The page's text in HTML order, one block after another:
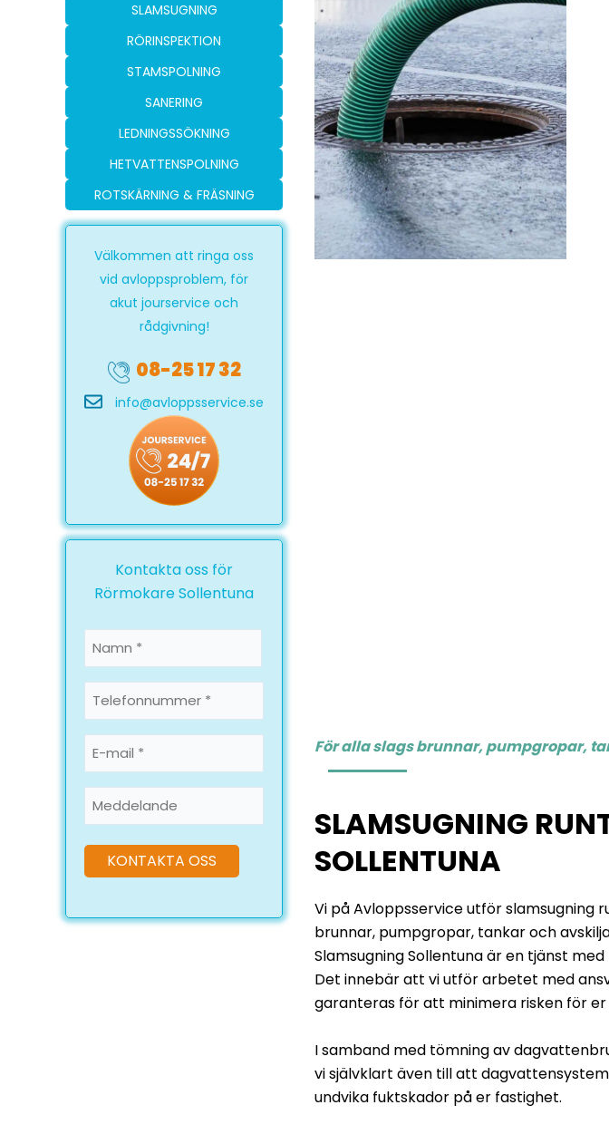
SLAMSUGNING
RÖRINSPEKTION
STAMSPOLNING
SANERING
LEDNINGSSÖKNING
HETVATTENSPOLNING
ROTSKÄRNING & FRÄSNING
Välkommen att ringa oss
vid avloppsproblem, för
akut jourservice och
rådgivning!
08-25 17 32
info@avloppsservice.se
Kontakta oss för
Rörmokare Sollentuna
*
Namn Telefonnummer
*
mail
*
För alla slags brunnar, pumpgropar,
SLAMSUGNING
SOLLENTUNA
Vi på Avloppsservice utför slamsugning
brunnar, pumpgropar, tankar och
Slamsugning Sollentuna är en tjänst
Det innebär att vi utför arbetet med
garanteras för att minimera risken för er
I samband med tömning av
vi självklart även till att
undvika fuktskador på er fastighet.